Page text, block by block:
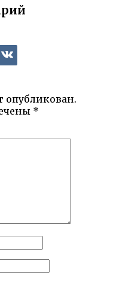
опубликован.
*